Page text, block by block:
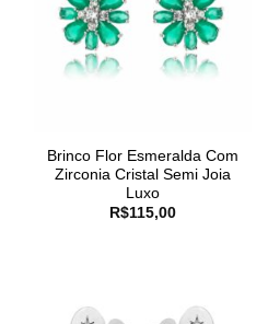
Brinco Flor Esmeralda Com
Zirconia Cristal Semi Joia
Luxo
R$115,00